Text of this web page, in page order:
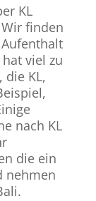
KL
finden
viel zu
die KL,
nach KL
die ein
nehmen